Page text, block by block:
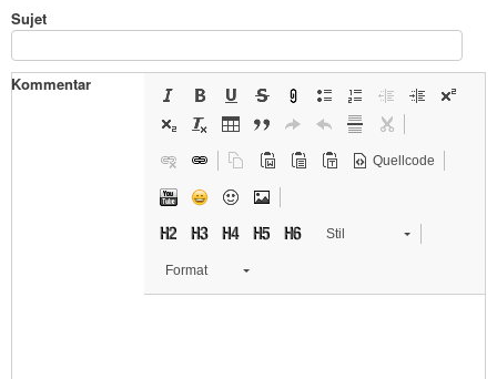
Sujet
Kommentar
Quellcode
Stil
Format